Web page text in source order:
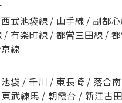
西武池袋線 / 山手線 / 副都
/ 有楽町線 / 都営三田線 /
線
池袋 / 千川 / 東長崎 / 落合
東武練馬 / 朝霞台 / 新江古田